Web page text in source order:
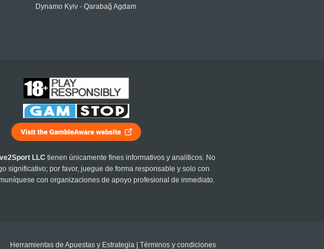
Dynamo Kyiv - Qarabağ Agdam
LLC tienen únicamente fines informativos y analíticos. No
significativo; por favor, juegue de forma responsable y solo con
con organizaciones de apoyo profesional de inmediato.
Herramientas de Apuestas y Estrategia Términos y condiciones